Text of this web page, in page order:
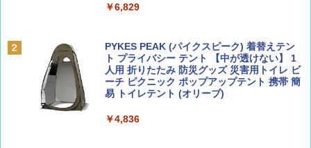
￥713
￥2,079
球の歩き方A ヨーロッパ
￥6,829
PYKES PEAK (パイクスピーク) 着替えテン
ト プライバシー テント 【中が透けない】 1
人用 折りたたみ 防災グッズ 災害用トイレ ビ
ーチ ピクニック ポップアップテント 携帯 簡
易 トイレテント (オリーブ)
￥4,836